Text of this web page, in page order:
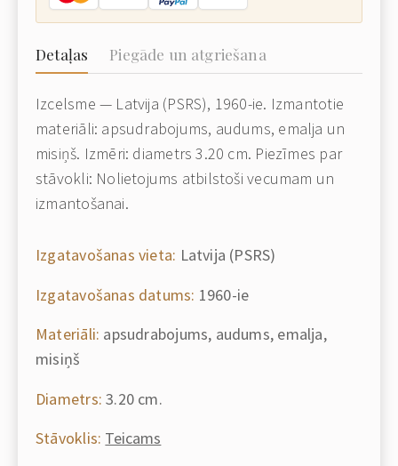
Detaļas Piegāde un atgriešana
Izcelsme — Latvija (PSRS), 1960-ie. Izmantotie
materiāli: apsudrabojums, audums, emalja un
misiņš. Izmēri: diametrs 3.20 cm. Piezīmes par
stāvokli: Nolietojums atbilstoši vecumam un
izmantošanai.
Izgatavošanas vieta: Latvija (PSRS)
Izgatavošanas datums: 1960-ie
Materiāli: apsudrabojums, audums, emalja,
misiņš
Diametrs: 3.20 cm.
Stāvoklis: Teicams